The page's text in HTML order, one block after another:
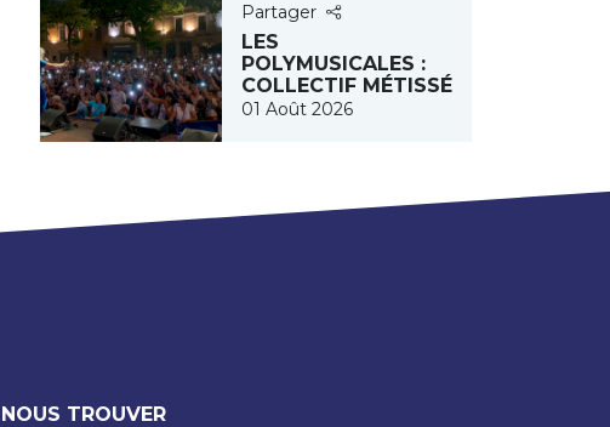
Partager
LES
POLYMUSICALES :
COLLECTIF MÉTISSÉ
01 Août 2026
NOUS TROUVER